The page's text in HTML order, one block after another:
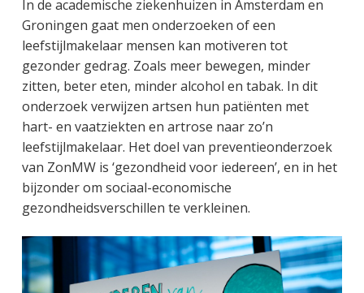
In de academische ziekenhuizen in Amsterdam en
Groningen gaat men onderzoeken of een
leefstijlmakelaar mensen kan motiveren tot
gezonder gedrag. Zoals meer bewegen, minder
zitten, beter eten, minder alcohol en tabak. In dit
onderzoek verwijzen artsen hun patiënten met
hart- en vaatziekten en artrose naar zo’n
leefstijlmakelaar. Het doel van preventieonderzoek
van ZonMW is ‘gezondheid voor iedereen’, en in het
bijzonder om sociaal-economische
gezondheidsverschillen te verkleinen.